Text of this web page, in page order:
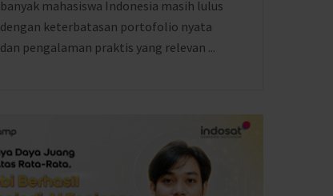
banyak mahasiswa Indonesia masih lulus
dengan keterbatasan portofolio nyata
dan pengalaman praktis yang relevan ...